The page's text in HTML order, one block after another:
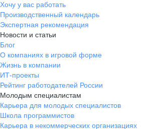
Хочу у вас работать
Производственный календарь
Экспертная рекомендация
Новости и статьи
Блог
О компаниях в игровой форме
Жизнь в компании
ИТ-проекты
Рейтинг работодателей России
Молодым специалистам
Карьера для молодых специалистов
Школа программистов
Карьера в некоммерческих организациях